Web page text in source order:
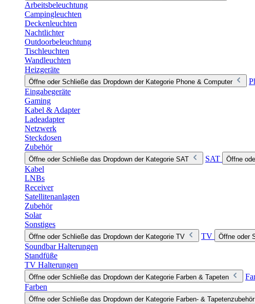
Arbeitsbeleuchtung
Campingleuchten
Deckenleuchten
Nachtlichter
Outdoorbeleuchtung
Tischleuchten
Wandleuchten
Heizgeräte
Öffne oder Schließe das Dropdown der Kategorie Phone & Computer
Eingabegeräte
Gaming
Kabel & Adapter
Ladeadapter
Netzwerk
Steckdosen
Zubehör
Öffne oder Schließe das Dropdown der Kategorie SAT SAT Öffne
Kabel
LNBs
Receiver
Satellitenanlagen
Zubehör
Solar
Sonstiges
Öffne oder Schließe das Dropdown der Kategorie TV TV Öffne oder
Soundbar Halterungen
Standfüße
TV Halterungen
Öffne oder Schließe das Dropdown der Kategorie Farben & Tapeten
Farben
Öffne oder Schließe das Dropdown der Kategorie Farben- & Tapetenzubehör